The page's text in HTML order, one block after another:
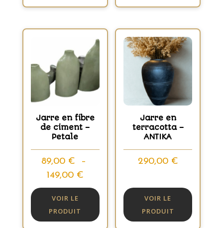
à
à
Jarre en fibre
de ciment –
Petale
89,00 €
–
149,00 €Plage
de
89,00 €
VOIR LE
PRODUIT
Jarre en
terracotta –
ANTIKA
290,00 €
VOIR LE
PRODUIT